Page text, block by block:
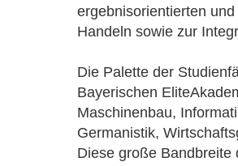
ergebnisorientierten
Handeln sowie zur
Die Palette der
Bayerischen
Maschinenbau,
Germanistik,
Diese große Bandbreite